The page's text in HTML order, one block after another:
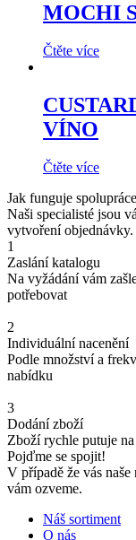
MOCHI
Čtěte více
VÍNO
Čtěte více
Jak funguje spolupráce
Naši specialisté jsou
vytvoření objednávky.
1
Zaslání katalogu
Na vyžádání vám
potřebovat
2
Individuální nacenění
Podle množství a
nabídku
3
Dodání zboží
Zboží rychle putuje
Pojďme se spojit!
V případě že vás
vám ozveme.
Náš sortiment
O nás